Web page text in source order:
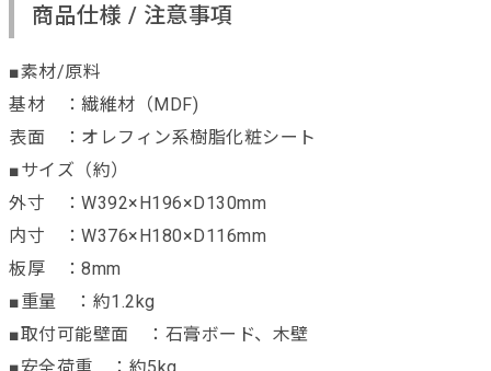
商品仕様 / 注意事項
■素材/原料
基材 ：繊維材（MDF)
表面 ：オレフィン系樹脂化粧シート
■サイズ（約）
外寸 ：W392×H196×D130mm
内寸 ：W376×H180×D116mm
板厚 ：8mm
■重量 ：約1.2kg
■取付可能壁面 ：石膏ボード、木壁